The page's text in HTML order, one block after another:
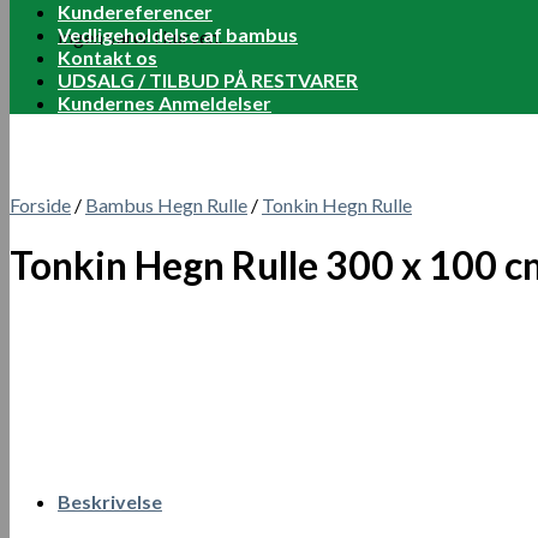
Ingen varer i kurven.
Kundereferencer
Vedligeholdelse af bambus
Kontakt os
UDSALG / TILBUD PÅ RESTVARER
Kundernes Anmeldelser
Forside / Bambus Hegn Rulle / Tonkin Hegn Rulle
Tonkin Hegn Rulle 300 x 100
Beskrivelse